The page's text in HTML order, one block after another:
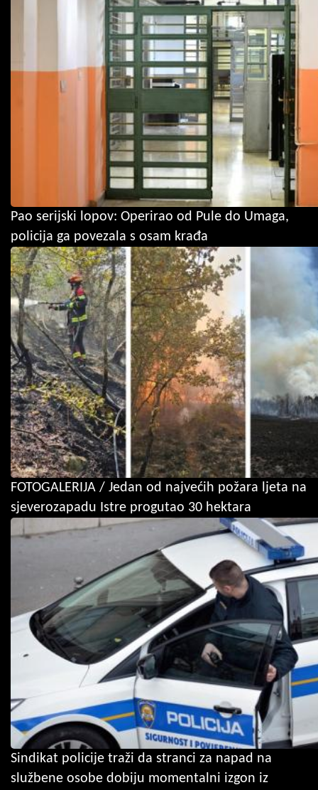
Pao serijski lopov: Operirao od Pule do Umaga,
policija ga povezala s osam krađa
FOTOGALERIJA / Jedan od najvećih požara ljeta na
sjeverozapadu Istre progutao 30 hektara
Sindikat policije traži da stranci za napad na
službene osobe dobiju momentalni izgon iz